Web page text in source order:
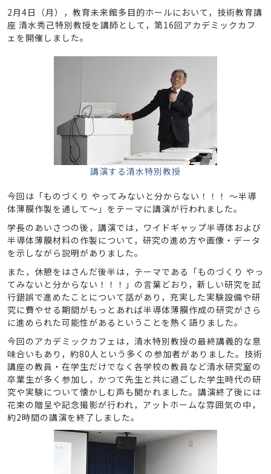
2月4日（月），教育未来館多目的ホールにおいて，技術教育講
座 清水秀己特別教授を講師として，第16回アカデミックカフ
ェを開催しました。
講演する清水特別教授
今回は「ものづくり やってみないと分からない！！！ ～半導
体薄膜作製を通して～」をテーマに講演が行われました。
学長のあいさつの後，講演では，ワイドギャップ半導体および
半導体薄膜材料の作製について，研究の進め方や画像・データ
を示しながら説明がありました。
また，休憩をはさんだ後半は，テーマである「ものづくり やっ
てみないと分からない！！！」の言葉どおり，新しい研究を試
行錯誤で進めたことについて話があり，充実した実験設備や研
究に費やせる期間がもっとあれば半導体薄膜作成の研究がさら
に進められた可能性があるということを熱く語りました。
今回のアカデミックカフェは，清水特別教授の最終講義的な意
味合いもあり，約80人という多くの参加者がありました。技術
講座の教員・在学生だけでなく各学校の教員など清水研究室の
卒業生が多く参加し，かつて先生と共に過ごした学生時代の研
究や実験について懐かしむ声も聞かれました。講演終了後には
花束の贈呈や記念撮影が行われ，アットホームな雰囲気の中，
約2時間の講演を終了しました。